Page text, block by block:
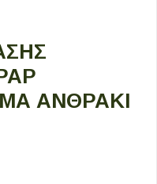
ΑΝΘΡΑΚΊ